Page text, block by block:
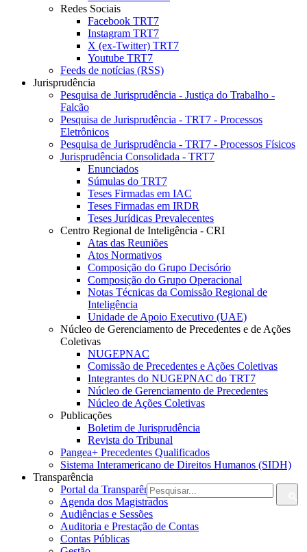
Redes Sociais
Facebook TRT7
Instagram TRT7
X (ex-Twitter) TRT7
Youtube TRT7
Feeds de notícias (RSS)
Jurisprudência
Pesquisa de Jurisprudência - Justiça do Trabalho -
Falcão
Pesquisa de Jurisprudência - TRT7 - Processos
Eletrônicos
Pesquisa de Jurisprudência - TRT7 - Processos Físicos
Jurisprudência Consolidada - TRT7
Enunciados
Súmulas do TRT7
Teses Firmadas em IAC
Teses Firmadas em IRDR
Teses Jurídicas Prevalecentes
Centro Regional de Inteligência - CRI
Atas das Reuniões
Atos Normativos
Composição do Grupo Decisório
Composição do Grupo Operacional
Notas Técnicas da Comissão Regional de
Inteligência
Unidade de Apoio Executivo (UAE)
Núcleo de Gerenciamento de Precedentes e de Ações
Coletivas
NUGEPNAC
Comissão de Precedentes e Ações Coletivas
Integrantes do NUGEPNAC do TRT7
Núcleo de Gerenciamento de Precedentes
Núcleo de Ações Coletivas
Publicações
Boletim de Jurisprudência
Revista do Tribunal
Pangea+ Precedentes Qualificados
Sistema Interamericano de Direitos Humanos (SIDH)
Transparência
Portal da Transparência do TRT7
Agenda dos Magistrados
Audiências e Sessões
Auditoria e Prestação de Contas
Contas Públicas